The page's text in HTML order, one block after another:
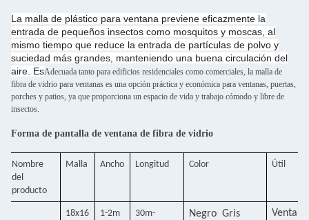
La malla de plástico para ventana previene eficazmente la
entrada de pequeños insectos como mosquitos y moscas, al
mismo tiempo que reduce la entrada de partículas de polvo y
suciedad más grandes, manteniendo una buena circulación del
aire. EsAdecuada tanto para edificios residenciales como comerciales, la malla de
fibra de vidrio para ventanas es una opción práctica y económica para ventanas, puertas,
porches y patios, ya que proporciona un espacio de vida y trabajo cómodo y libre de
insectos.
Forma de pantalla de ventana de fibra de vidrio
Nombre
del
producto
Malla Ancho Longitud Color Útil
18x16 1-2m
30m-
Negro Gris
Ventana